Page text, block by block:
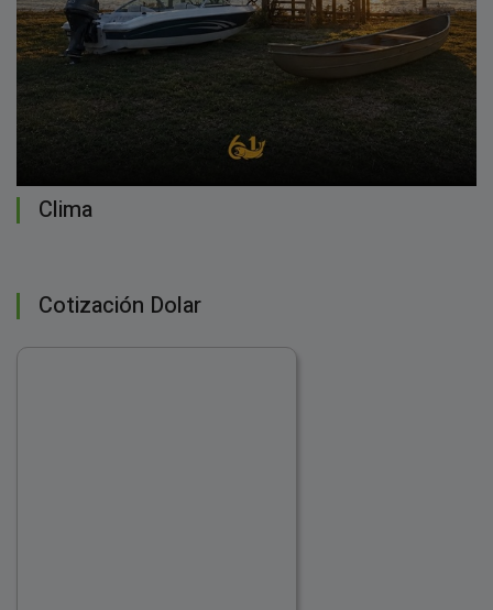
Clima
Cotización Dolar